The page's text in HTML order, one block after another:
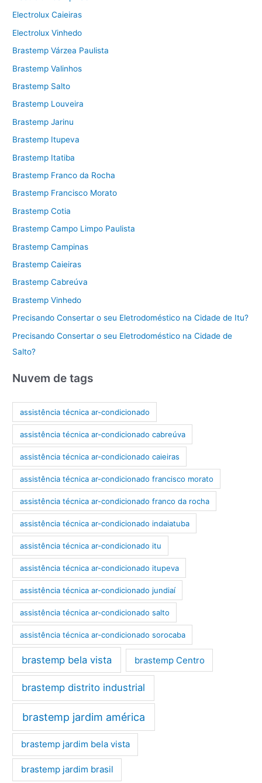
Electrolux Caieiras
Electrolux Vinhedo
Brastemp Várzea Paulista
Brastemp Valinhos
Brastemp Salto
Brastemp Louveira
Brastemp Jarinu
Brastemp Itupeva
Brastemp Itatiba
Brastemp Franco da Rocha
Brastemp Francisco Morato
Brastemp Cotia
Brastemp Campo Limpo Paulista
Brastemp Campinas
Brastemp Caieiras
Brastemp Cabreúva
Brastemp Vinhedo
Precisando Consertar o seu Eletrodoméstico na Cidade de Itu?
Precisando Consertar o seu Eletrodoméstico na Cidade de
Salto?
Nuvem de tags
assistência técnica ar-condicionado
assistência técnica ar-condicionado cabreúva
assistência técnica ar-condicionado caieiras
assistência técnica ar-condicionado francisco morato
assistência técnica ar-condicionado franco da rocha
assistência técnica ar-condicionado indaiatuba
assistência técnica ar-condicionado itu
assistência técnica ar-condicionado itupeva
assistência técnica ar-condicionado jundiaí
assistência técnica ar-condicionado salto
assistência técnica ar-condicionado sorocaba
brastemp bela vista brastemp Centro
brastemp distrito industrial
brastemp jardim américa
brastemp jardim bela vista
brastemp jardim brasil